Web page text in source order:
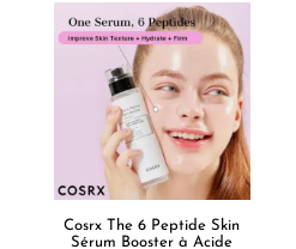
Cosrx The 6 Peptide Skin
Sérum Booster à Acide